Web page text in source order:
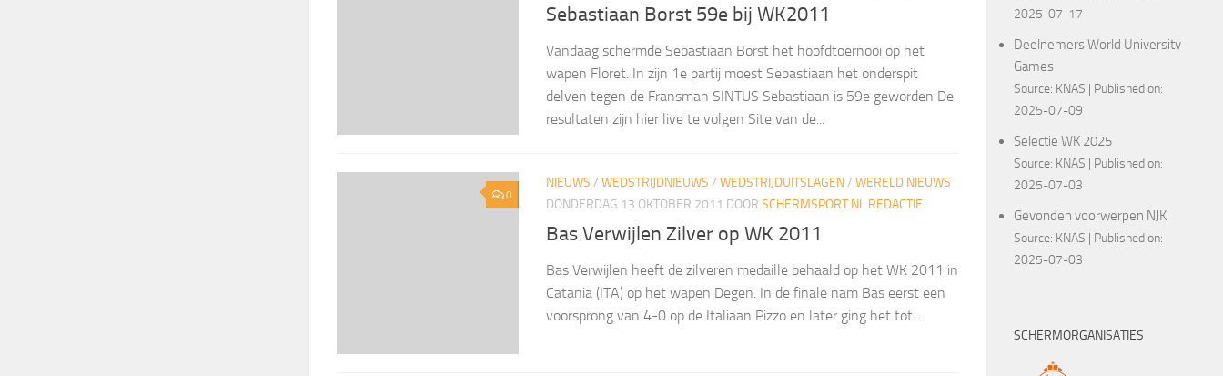
Sebastiaan Borst 59e bij WK2011
Vandaag schermde Sebastiaan Borst het hoofdtoernooi op het
wapen Floret. In zijn 1e partij moest Sebastiaan het onderspit
delven tegen de Fransman SINTUS Sebastiaan is 59e geworden De
resultaten zijn hier live te volgen Site van de...
0
NIEUWS / WEDSTRIJDNIEUWS / WEDSTRIJDUITSLAGEN/ WERELD NIEUWS
DONDERDAG 13 OKTOBER 2011 DOOR SCHERMSPORT.NL REDACTIE
Bas Verwijlen Zilver op WK 2011
Bas Verwijlen heeft de zilveren medaille behaald op het WK 2011 in
Catania (ITA) op het wapen Degen. In de finale nam Bas eerst een
voorsprong van 4-0 op de Italiaan Pizzo en later ging het tot...
2025-07-17
Deelnemers World University
Games
Source: KNAS
Published on:
2025-07-09
Selectie WK 2025
Source: KNAS
Published on:
2025-07-03
Gevonden voorwerpen NJK
Source: KNAS
Published on:
2025-07-03
SCHERMORGANISATIES